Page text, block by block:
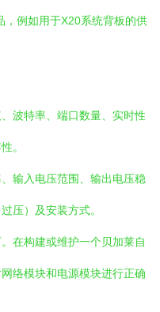
，例如用于X20系统背板的供
波特率、端口数量、实时性
。
输入电压范围、输出电压稳
压）及安装方式。
在构建或维护一个贝加莱自
络模块和电源模块进行正确